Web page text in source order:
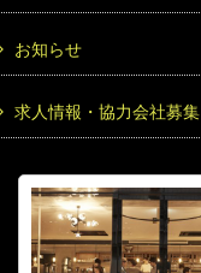
お知らせ
求人情報・協力会社募集